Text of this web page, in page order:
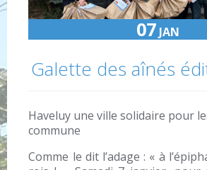
07 JAN
Galette des aînés
Haveluy une ville solidaire pour
commune
Comme le dit l’adage : « à